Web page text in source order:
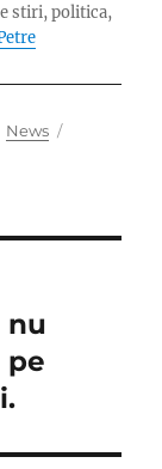
stiri, politica,
Categories
News
nu
pe